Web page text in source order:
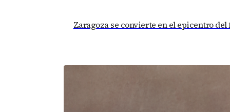
Zaragoza se convierte en el epicentro